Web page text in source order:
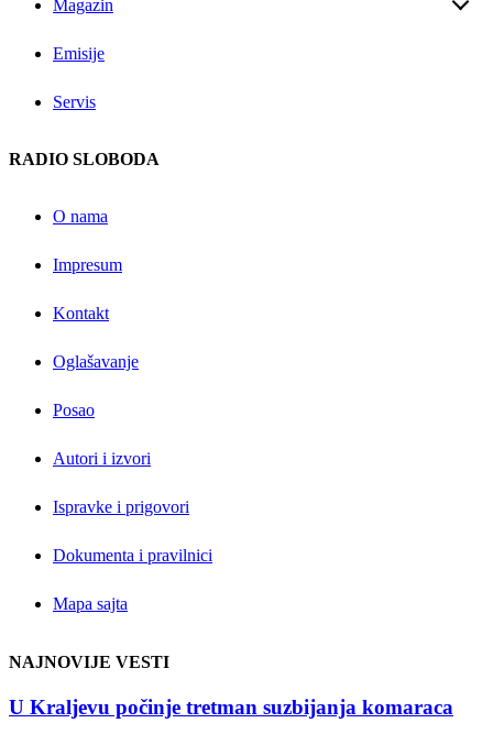
Magazin
Emisije
Servis
RADIO SLOBODA
O nama
Impresum
Kontakt
Oglašavanje
Posao
Autori i izvori
Ispravke i prigovori
Dokumenta i pravilnici
Mapa sajta
NAJNOVIJE VESTI
U Kraljevu počinje tretman suzbijanja komaraca